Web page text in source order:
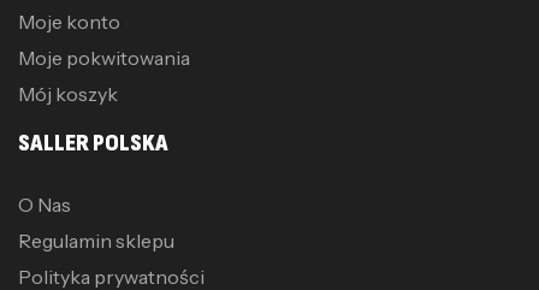
Moje konto
Moje pokwitowania
Mój koszyk
SALLER POLSKA
O Nas
Regulamin sklepu
Polityka prywatności